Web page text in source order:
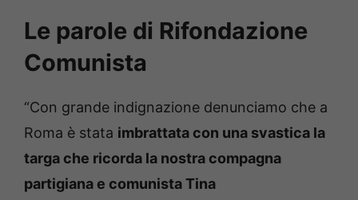
Le parole di Rifondazione
Comunista
“Con grande indignazione denunciamo che a
Roma è stata imbrattata con una svastica la
targa che ricorda la nostra compagna
partigiana e comunista Tina